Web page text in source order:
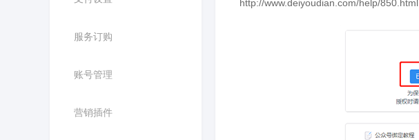
服务订购
账号管理
营销插件
http://www.deiyoudian.com/help/850.html